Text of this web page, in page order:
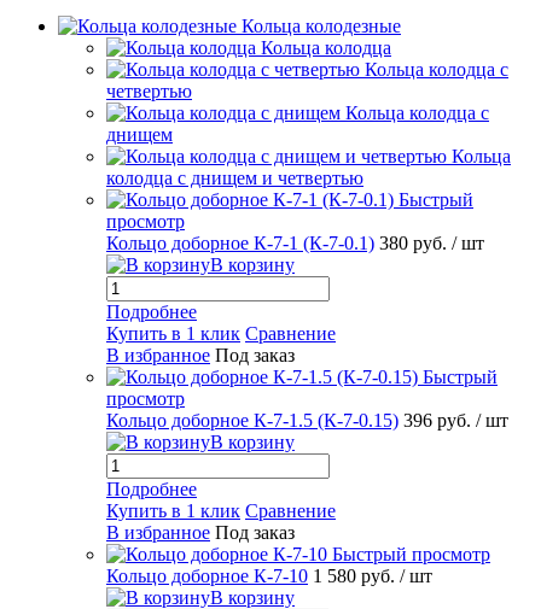
Кольца колодезные
Кольца колодца
Кольца колодца с
четвертью
Кольца колодца с
днищем
Кольца
колодца с днищем и четвертью
Быстрый
просмотр
Кольцо доборное К-7-1 (К-7-0.1) 380 руб. / шт
В корзину
Подробнее
Купить в 1 клик Сравнение
В избранное Под заказ
Быстрый
просмотр
Кольцо доборное К-7-1.5 (К-7-0.15) 396 руб. / шт
В корзину
Подробнее
Купить в 1 клик Сравнение
В избранное Под заказ
Быстрый просмотр
Кольцо доборное К-7-10 1 580 руб. / шт
В корзину